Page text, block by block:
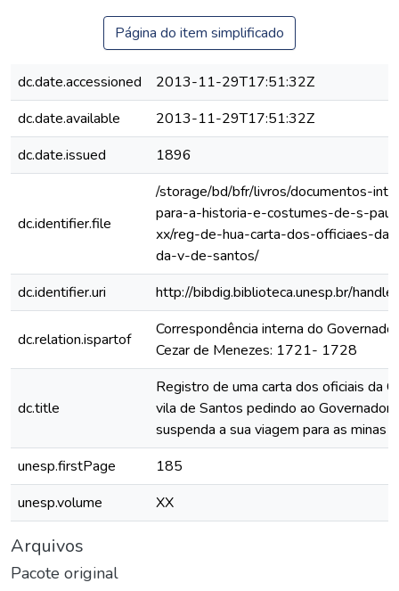
Página do item simplificado
dc.date.accessioned
2013-11-29T17:51:32Z
dc.date.available
2013-11-29T17:51:32Z
dc.date.issued
1896
dc.identifier.file
/storage/bd/bfr/livros/documentos-
para-a-historia-e-costumes-de-s-
xx/reg-de-hua-carta-dos-officiaes-da-
da-v-de-santos/
dc.identifier.uri
http://bibdig.biblioteca.unesp.br/
dc.relation.ispartof
Correspondência interna do
Cezar de Menezes: 1721- 1728
dc.title
Registro de uma carta dos oficiais da
vila de Santos pedindo ao Governador
suspenda a sua viagem para as minas
unesp.firstPage
185
unesp.volume
XX
Arquivos
Pacote original